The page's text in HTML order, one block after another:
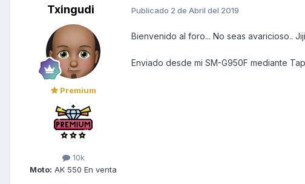
Txingudi
Premium
10k
Moto: AK 550 En venta
Publicado 2 de Abril del 2019
Bienvenido al foro... No seas avaricioso..
Enviado desde mi SM-G950F mediante